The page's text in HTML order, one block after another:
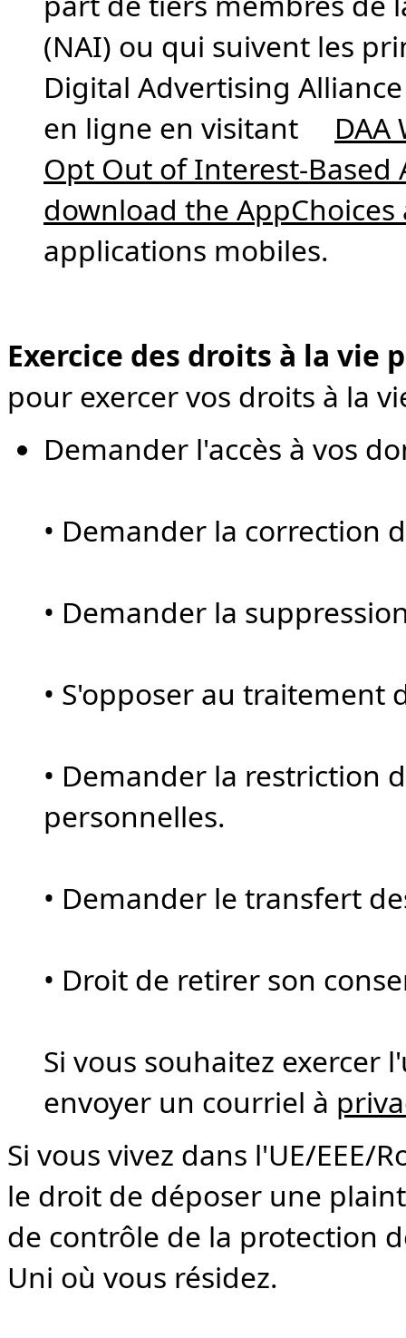
(NAI) ou qui suivent les
Digital Advertising
en ligne en visitant DAA
Opt Out of Interest-Based
download the AppChoices
applications mobiles.
Exercice des droits à la vie
pour exercer vos droits à la
Demander l'accès à vos
• Demander la correction
• Demander la
• S'opposer au traitement
• Demander la restriction
personnelles.
• Demander le transfert
• Droit de retirer son
Si vous souhaitez exercer
envoyer un courriel à
Si vous vivez dans l'UE/EEE/
le droit de déposer une
de contrôle de la protection
Uni où vous résidez.